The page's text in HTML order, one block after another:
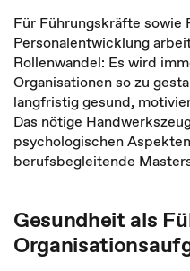
Für Führungskräfte sowie
Personalentwicklung
Rollenwandel: Es wird
Organisationen so zu
langfristig gesund,
Das nötige
psychologischen
berufsbegleitende
Gesundheit als